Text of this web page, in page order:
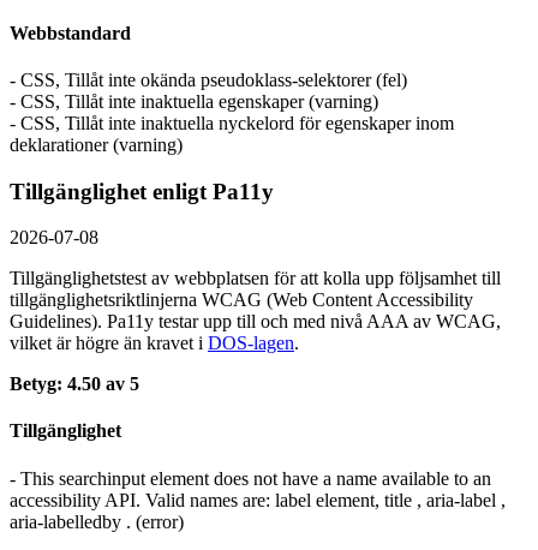
Webbstandard
- CSS, Tillåt inte okända pseudoklass-selektorer (fel)
- CSS, Tillåt inte inaktuella egenskaper (varning)
- CSS, Tillåt inte inaktuella nyckelord för egenskaper inom
deklarationer (varning)
Tillgänglighet enligt Pa11y
2026-07-08
Tillgänglighetstest av webbplatsen för att kolla upp följsamhet till
tillgänglighets­riktlinjerna WCAG (Web Content Accessibility
Guidelines). Pa11y testar upp till och med nivå AAA av WCAG,
vilket är högre än kravet i DOS-lagen.
Betyg: 4.50 av 5
Tillgänglighet
- This searchinput element does not have a name available to an
accessibility API. Valid names are: label element, title , aria-label ,
aria-labelledby . (error)